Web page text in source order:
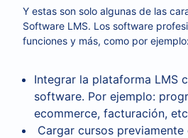
Y estas son solo algunas de las
Software LMS. Los software
funciones y más, como por ejemplo:
Integrar la plataforma LMS
software. Por ejemplo:
ecommerce, facturación,
Cargar cursos